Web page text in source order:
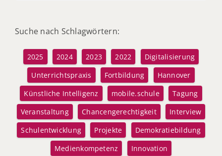
Suche nach Schlagwörtern:
2025 2024 2023 2022
Digitalisierung
Unterrichtspraxis
Fortbildung
Hannover
Künstliche Intelligenz
mobile.schule
Tagung
Veranstaltung
Chancengerechtigkeit
Interview
Schulentwicklung
Projekte
Demokratiebildung
Medienkompetenz
Innovation